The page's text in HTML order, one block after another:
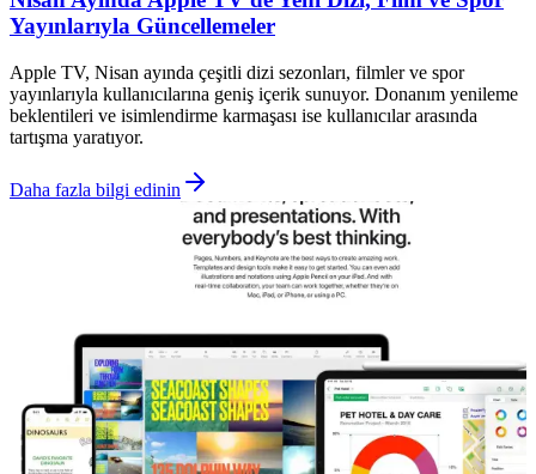
Yayınlarıyla Güncellemeler
Apple TV, Nisan ayında çeşitli dizi sezonları, filmler ve spor
yayınlarıyla kullanıcılarına geniş içerik sunuyor. Donanım yenileme
beklentileri ve isimlendirme karmaşası ise kullanıcılar arasında
tartışma yaratıyor.
Daha fazla bilgi edinin